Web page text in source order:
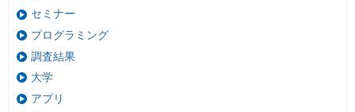
セミナー
プログラミング
調査結果
大学
アプリ